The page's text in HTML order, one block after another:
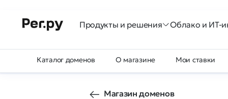
Продукты и решения Облако и ИТ-
Каталог доменов О магазине Мои ставки
Магазин доменов